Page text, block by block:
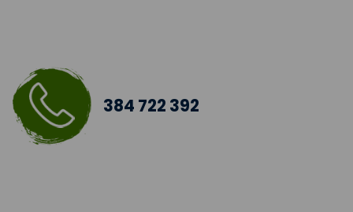
Pokrmy z telecího masa
Pokrmy z drůbežího a kraličího
384 722 392